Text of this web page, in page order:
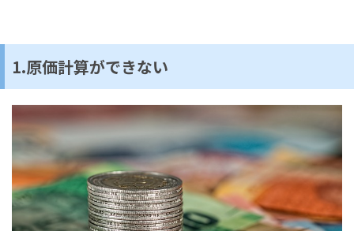
1.原価計算ができない